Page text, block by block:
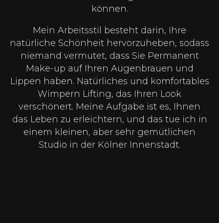
können.
Mein Arbeitsstil besteht darin, Ihre
natürliche Schönheit hervorzuheben, sodass
niemand vermutet, dass Sie Permanent
Make-up auf Ihren Augenbrauen und
Lippen haben. Natürliches und komfortables
Wimpern Lifting, das Ihren Look
verschönert. Meine Aufgabe ist es, Ihnen
das Leben zu erleichtern, und das tue ich in
einem kleinen, aber sehr gemütlichen
Studio in der Kölner Innenstadt.